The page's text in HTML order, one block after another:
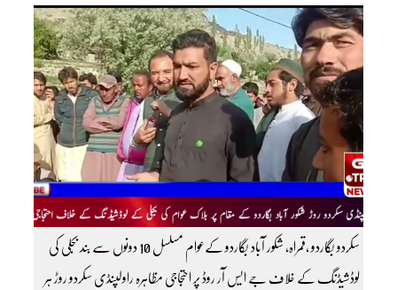
سبسکرائب کریں
سکردو بگاردو ،قمراہ، شکور آباد بگاردو کےعوام مسلسل 10 دونوں سے بند بجلی کی
لوڈشیڈنگ کے خلاف جے ایس آر روڈ پر احتجاجی مظاہرہ راولپنڈی سکردو روڑ ہر